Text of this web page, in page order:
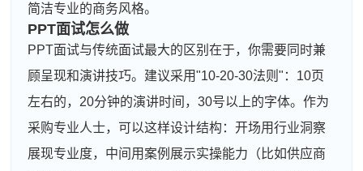
简洁专业的商务风格。
PPT面试怎么做
PPT面试与传统面试最大的区别在于，你需要同时兼
顾呈现和演讲技巧。建议采用"10-20-30法则"：10页
左右的，20分钟的演讲时间，30号以上的字体。作为
采购专业人士，可以这样设计结构：开场用行业洞察
展现专业度，中间用案例展示实操能力（比如供应商